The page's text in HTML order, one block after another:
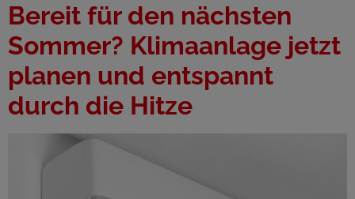
Bereit für den nächsten
Sommer? Klimaanlage jetzt
planen und entspannt
durch die Hitze